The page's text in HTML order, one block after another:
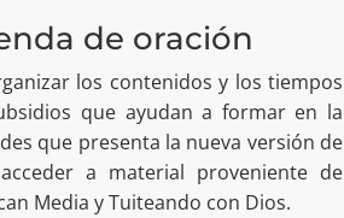
de oración
los contenidos y los tiempos
que ayudan a formar en la
que presenta la nueva versión de
a material proveniente de
Media y Tuiteando con Dios.